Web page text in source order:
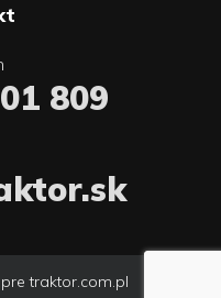
809
traktor.com.pl